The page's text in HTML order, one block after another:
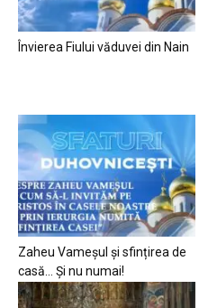
Învierea Fiului văduvei din Nain
Zaheu Vameșul și sfințirea de
casă… Și nu numai!